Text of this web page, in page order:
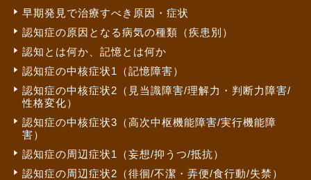
早期発見で治療すべき原因・症状
認知症の原因となる病気の種類（疾患別）
認知とは何か、記憶とは何か
認知症の中核症状1（記憶障害）
認知症の中核症状2（見当識障害/理解力・判断力障害/
性格変化）
認知症の中核症状3（高次中枢機能障害/実行機能障
害）
認知症の周辺症状1（妄想/抑うつ/抵抗）
認知症の周辺症状2（徘徊/不潔・弄便/食行動/失禁）